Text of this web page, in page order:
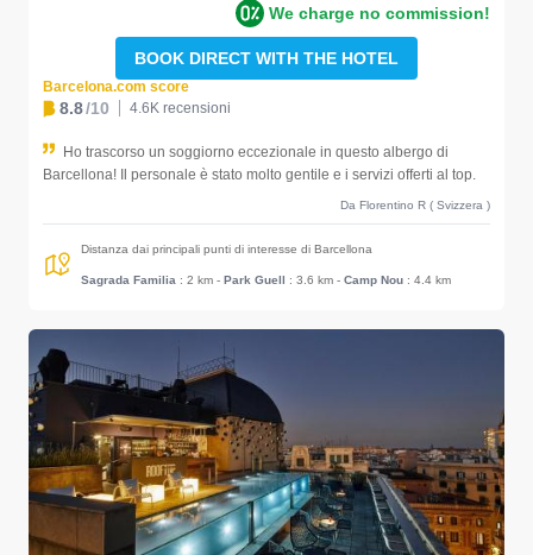
We charge no commission!
BOOK DIRECT WITH THE HOTEL
Barcelona.com score
8.8/10 4.6K recensioni
Ho trascorso un soggiorno eccezionale in questo albergo di
Barcellona! Il personale è stato molto gentile e i servizi offerti al top.
Da Florentino R ( Svizzera )
Distanza dai principali punti di interesse di Barcellona
Sagrada Familia : 2 km - Park Guell : 3.6 km - Camp Nou : 4.4 km